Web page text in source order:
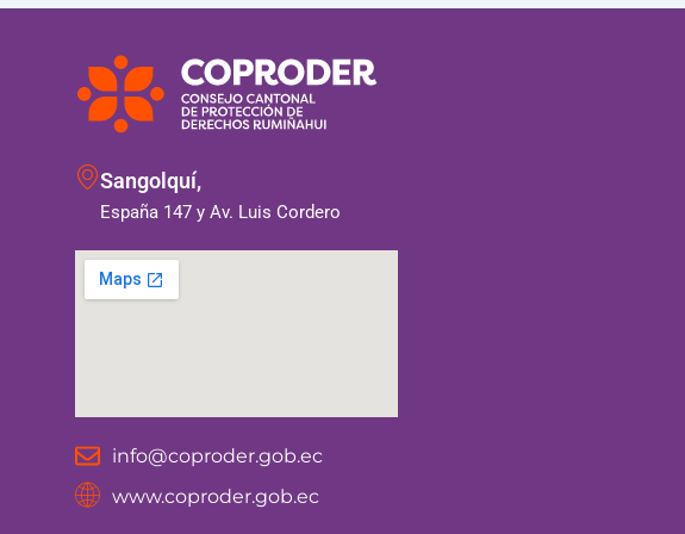
Sangolquí,
España 147 y Av. Luis Cordero
info@coproder.gob.ec
www.coproder.gob.ec